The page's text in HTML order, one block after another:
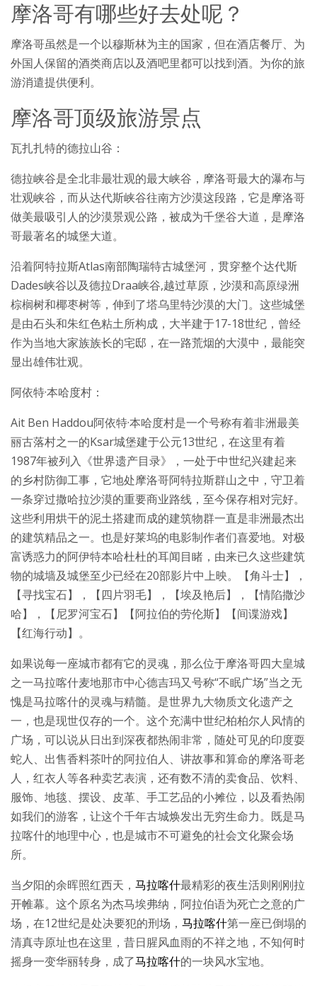
摩洛哥有哪些好去处呢？
摩洛哥虽然是一个以穆斯林为主的国家，但在酒店餐厅、为
外国人保留的酒类商店以及酒吧里都可以找到酒。为你的旅
游消遣提供便利。
摩洛哥顶级旅游景点
瓦扎扎特的德拉山谷：
德拉峡谷是全北非最壮观的最大峡谷，摩洛哥最大的瀑布与
壮观峡谷，而从达代斯峡谷往南方沙漠这段路，它是摩洛哥
做美最吸引人的沙漠景观公路，被成为千堡谷大道，是摩洛
哥最著名的城堡大道。
沿着阿特拉斯Atlas南部陶瑞特古城堡河，贯穿整个达代斯
Dades峡谷以及德拉Draa峡谷,越过草原，沙漠和高原绿洲
棕榈树和椰枣树等，伸到了塔乌里特沙漠的大门。这些城堡
是由石头和朱红色粘土所构成，大半建于17-18世纪，曾经
作为当地大家族族长的宅邸，在一路荒烟的大漠中，最能突
显出雄伟壮观。
阿依特·本哈度村：
Ait Ben Haddou阿依特·本哈度村是一个号称有着非洲最美
丽古落村之一的Ksar城堡建于公元13世纪，在这里有着
1987年被列入《世界遗产目录》，一处于中世纪兴建起来
的乡村防御工事，它地处摩洛哥阿特拉斯群山之中，守卫着
一条穿过撒哈拉沙漠的重要商业路线，至今保存相对完好。
这些利用烘干的泥土搭建而成的建筑物群一直是非洲最杰出
的建筑精品之一。也是好莱坞的电影制作者们喜爱地。对极
富诱惑力的阿伊特本哈杜杜的耳闻目睹，由来已久这些建筑
物的城墙及城堡至少已经在20部影片中上映。【角斗士】，
【寻找宝石】，【四片羽毛】，【埃及艳后】，【情陷撒沙
哈】，【尼罗河宝石】【阿拉伯的劳伦斯】【间谍游戏】
【红海行动】。
如果说每一座城市都有它的灵魂，那么位于摩洛哥四大皇城
之一马拉喀什麦地那市中心德吉玛又号称“不眠广场”当之无
愧是马拉喀什的灵魂与精髓。是世界九大物质文化遗产之
一，也是现世仅存的一个。这个充满中世纪柏柏尔人风情的
广场，可以说从日出到深夜都热闹非常，随处可见的印度耍
蛇人、出售香料茶叶的阿拉伯人、讲故事和算命的摩洛哥老
人，红衣人等各种卖艺表演，还有数不清的卖食品、饮料、
服饰、地毯、摆设、皮革、手工艺品的小摊位，以及看热闹
如我们的游客，让这个千年古城焕发出无穷生命力。既是马
拉喀什的地理中心，也是城市不可避免的社会文化聚会场
所。
当夕阳的余晖照红西天， 马拉喀什最精彩的夜生活则刚刚拉
开帷幕。这个原名为杰马埃弗纳，阿拉伯语为死亡之意的广
场，在12世纪是处决要犯的刑场， 马拉喀什第一座已倒塌的
清真寺原址也在这里，昔日腥风血雨的不祥之地，不知何时
摇身一变华丽转身，成了马拉喀什的一块风水宝地。